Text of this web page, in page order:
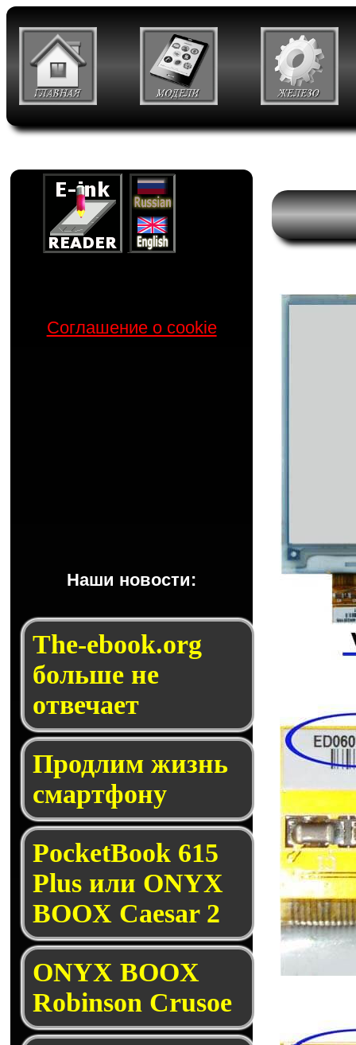
Соглашение о cookie
Наши новости:
The-ebook.org
больше не
отвечает
Продлим жизнь
смартфону
PocketBook 615
Plus или ONYX
BOOX Caesar 2
ONYX BOOX
Robinson Crusoe